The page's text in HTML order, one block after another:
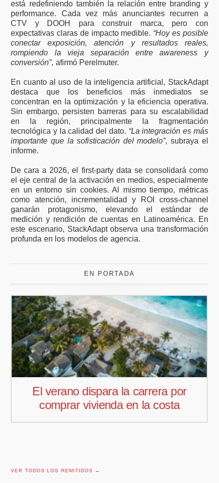
está redefiniendo también la relación entre branding y
performance. Cada vez más anunciantes recurren a
CTV y DOOH para construir marca, pero con
expectativas claras de impacto medible. “Hoy es posible
conectar exposición, atención y resultados reales,
rompiendo la vieja separación entre awareness y
conversión”, afirmó Perelmuter.
En cuanto al uso de la inteligencia artificial, StackAdapt
destaca que los beneficios más inmediatos se
concentran en la optimización y la eficiencia operativa.
Sin embargo, persisten barreras para su escalabilidad
en la región, principalmente la fragmentación
tecnológica y la calidad del dato. “La integración es más
importante que la sofisticación del modelo”, subraya el
informe.
De cara a 2026, el first-party data se consolidará como
el eje central de la activación en medios, especialmente
en un entorno sin cookies. Al mismo tiempo, métricas
como atención, incrementalidad y ROI cross-channel
ganarán protagonismo, elevando el estándar de
medición y rendición de cuentas en Latinoamérica. En
este escenario, StackAdapt observa una transformación
profunda en los modelos de agencia.
EN PORTADA
Pedro Aguiar nuevo responsable
comercial para Offcoustic Iberia
VER TODOS LOS REMITIDOS →